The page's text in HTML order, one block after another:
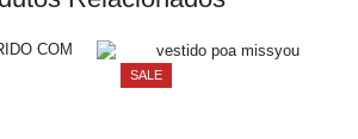
SALE